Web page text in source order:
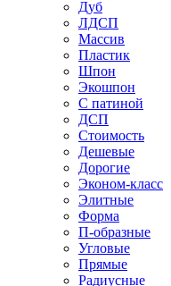
Дуб
ЛДСП
Массив
Пластик
Шпон
Экошпон
С патиной
ДСП
Стоимость
Дешевые
Дорогие
Эконом-класс
Элитные
Форма
П-образные
Угловые
Прямые
Радиусные